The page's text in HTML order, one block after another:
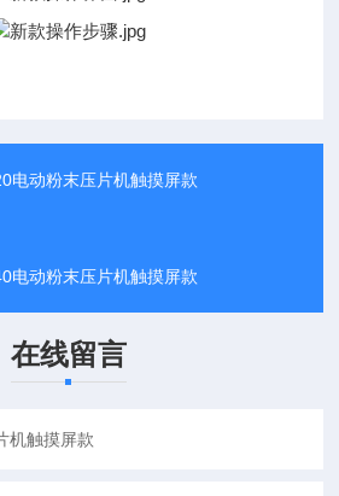
电动粉末压片机触摸屏款
电动粉末压片机触摸屏款
在线留言